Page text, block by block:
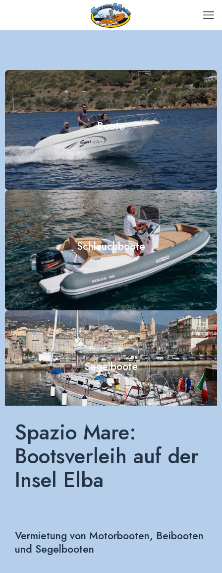
Boote
Schlauchboote
Segelboote
Spazio Mare:
Bootsverleih auf der
Insel Elba
Vermietung von Motorbooten, Beibooten
und Segelbooten